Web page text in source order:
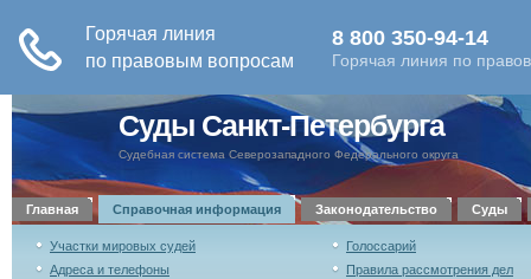
Суды Санкт-Петербурга
Судебная система Северозападного Федерального округа
Главная Справочная информация Законодательство Суды
Участки мировых судей
Голоссарий
Адреса и телефоны
Правила рассмотрения дел